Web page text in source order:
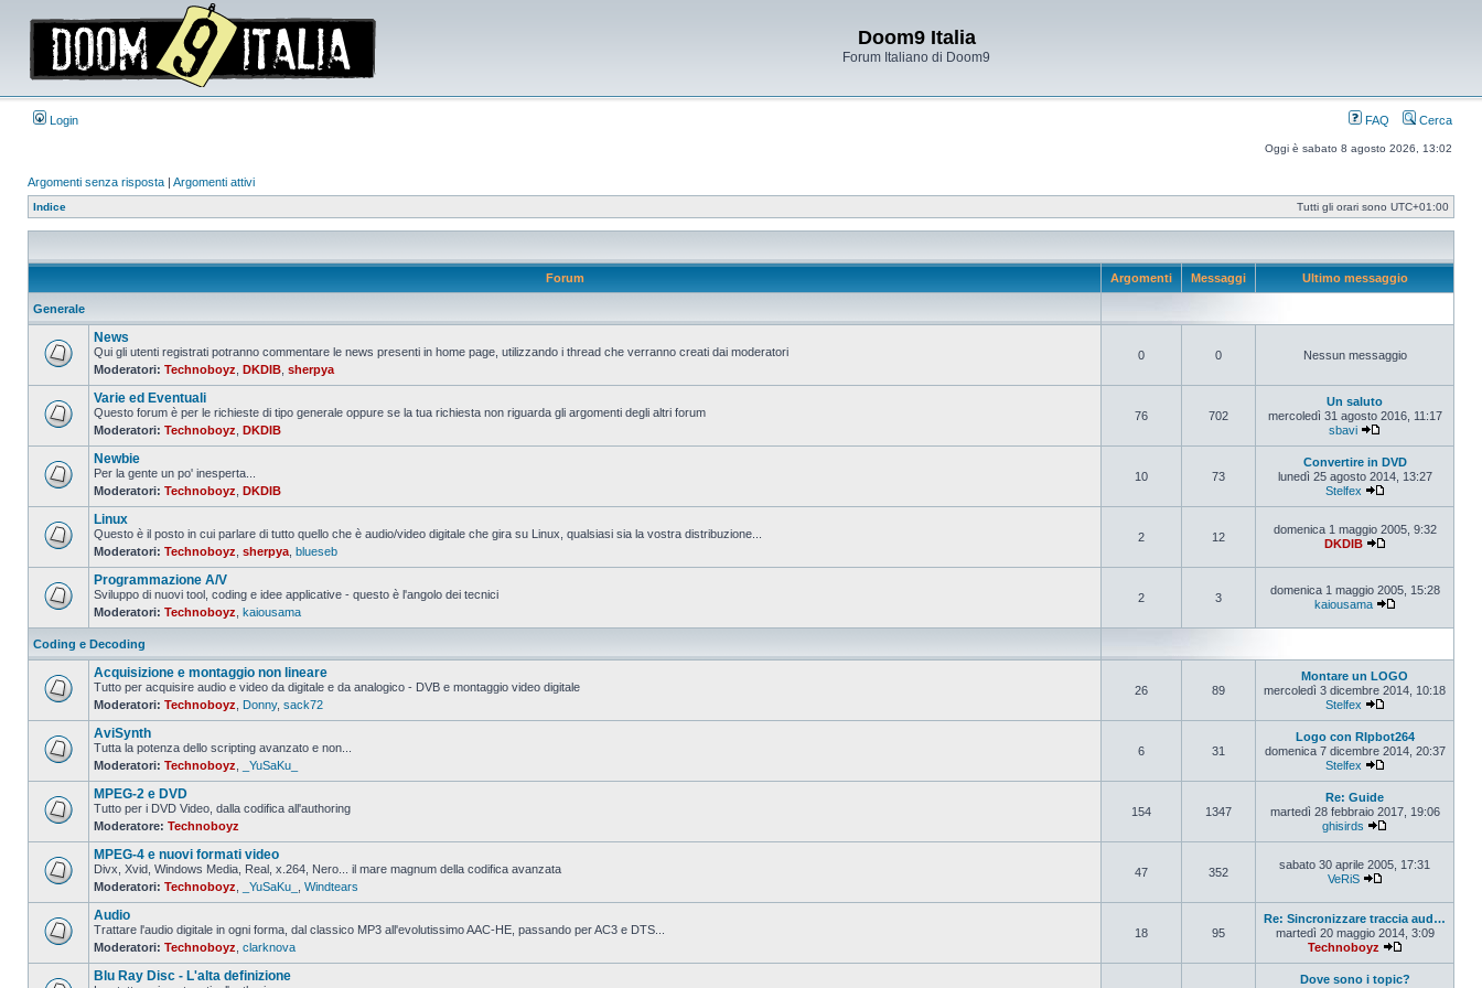
Doom9 Italia
Forum Italiano di Doom9
Login FAQ Cerca
Oggi è sabato 8 agosto 2026, 13:02
Argomenti senza risposta | Argomenti attivi
Indice Tutti gli orari sono UTC+01:00
Forum Argomenti Messaggi Ultimo messaggio
Generale
Nessun
messaggio
da
leggere
News
Qui gli utenti registrati potranno commentare le news presenti in home page, utilizzando i thread che verranno creati dai moderatori
Moderatori: Technoboyz DKDIB sherpya
0 0 Nessun messaggio
Nessun
messaggio
da
leggere
Varie ed Eventuali
Questo forum è per le richieste di tipo generale oppure se la tua richiesta non riguarda gli argomenti degli altri forum
Moderatori: Technoboyz DKDIB
76 702
Un saluto
mercoledì 31 agosto 2016, 11:17
sbavi
Nessun
messaggio
leggere
Newbie
Per la gente un po' inesperta...
Moderatori: Technoboyz DKDIB
10 73
Convertire in DVD
lunedì 25 agosto 2014, 13:27
Stelfex
Nessun
messaggio
da
leggere
Linux
Questo è il posto in cui parlare di tutto quello che è audio/video digitale che gira su Linux, qualsiasi sia la vostra distribuzione...
Moderatori: Technoboyz sherpya blueseb
2 12
domenica 1 maggio 2005, 9:32
DKDIB
Nessun
messaggio
da
leggere
Programmazione A/V
Sviluppo di nuovi tool, coding e idee applicative - questo è l'angolo dei tecnici
Moderatori: Technoboyz kaiousama
2 3
domenica 1 maggio 2005, 15:28
kaiousama
Coding e Decoding
Nessun
messaggio
da
leggere
Acquisizione e montaggio non lineare
Tutto per acquisire audio e video da digitale e da analogico - DVB e montaggio video digitale
Moderatori: Technoboyz Donny, sack72
26 89
Montare un LOGO
mercoledì 3 dicembre 2014, 10:18
Stelfex
Nessun
messaggio
da
leggere
AviSynth
Tutta la potenza dello scripting avanzato e non...
Moderatori: Technoboyz _YuSaKu_
6 31
Logo con RIpbot264
domenica 7 dicembre 2014, 20:37
Stelfex
Nessun
messaggio
da
leggere
MPEG-2 e DVD
Tutto per i DVD Video, dalla codifica all'authoring
Moderatore: Technoboyz
154 1347
Re: Guide
martedì 28 febbraio 2017, 19:06
ghisirds
Nessun
messaggio
da
leggere
MPEG-4 e nuovi formati video
Divx, Xvid, Windows Media, Real, x.264, Nero... il mare magnum della codifica avanzata
Moderatori: Technoboyz _YuSaKu_ Windtears
47 352
sabato 30 aprile 2005, 17:31
VeRiS
Nessun
messaggio
da
Audio
Trattare l'audio digitale in ogni forma, dal classico MP3 all'evolutissimo AAC-HE, passando per AC3 e DTS...
Moderatori: Technoboyz clarknova
18 95
Re: Sincronizzare traccia aud…
martedì 20 maggio 2014, 3:09
Technoboyz
Blu Ray Disc - L'alta definizione
Dove sono i topic?